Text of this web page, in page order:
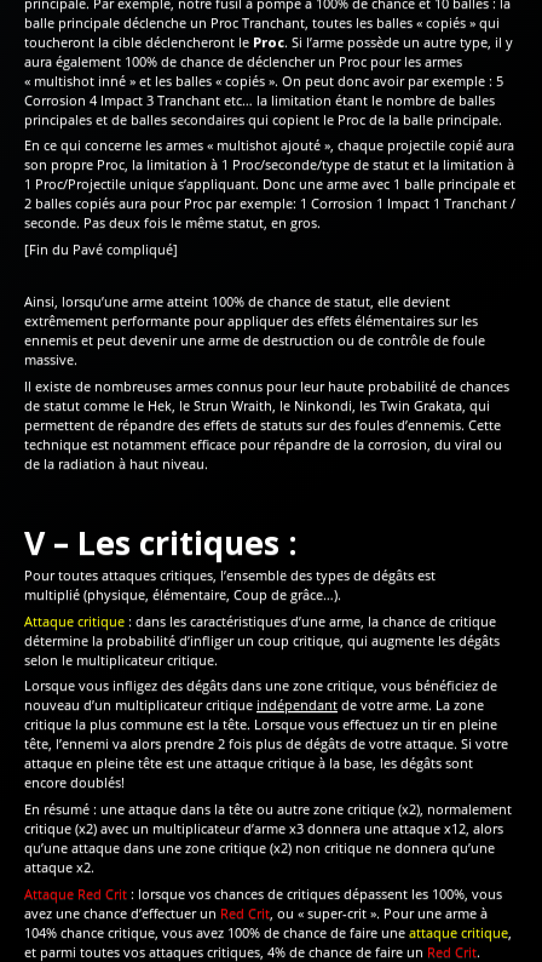
balle principale déclenche un Proc Tranchant, toutes les balles « copiés » qui
toucheront la cible déclencheront le Proc. Si l’arme possède un autre type, il y
aura également 100% de chance de déclencher un Proc pour les armes
« multishot inné » et les balles « copiés ». On peut donc avoir par exemple : 5
Corrosion 4 Impact 3 Tranchant etc… la limitation étant le nombre de balles
principales et de balles secondaires qui copient le Proc de la balle principale.
En ce qui concerne les armes « multishot ajouté », chaque projectile copié aura
son propre Proc, la limitation à 1 Proc/seconde/type de statut et la limitation à
1 Proc/Projectile unique s’appliquant. Donc une arme avec 1 balle principale et
2 balles copiés aura pour Proc par exemple: 1 Corrosion 1 Impact 1 Tranchant /
seconde. Pas deux fois le même statut, en gros.
[Fin du Pavé compliqué]
Ainsi, lorsqu’une arme atteint 100% de chance de statut, elle devient
extrêmement performante pour appliquer des effets élémentaires sur les
ennemis et peut devenir une arme de destruction ou de contrôle de foule
massive.
Il existe de nombreuses armes connus pour leur haute probabilité de chances
de statut comme le Hek, le Strun Wraith, le Ninkondi, les Twin Grakata, qui
permettent de répandre des effets de statuts sur des foules d’ennemis. Cette
technique est notamment efficace pour répandre de la corrosion, du viral ou
de la radiation à haut niveau.
V – Les critiques :
Pour toutes attaques critiques, l’ensemble des types de dégâts est
multiplié (physique, élémentaire, Coup de grâce…).
Attaque critique : dans les caractéristiques d’une arme, la chance de critique
détermine la probabilité d’infliger un coup critique, qui augmente les dégâts
selon le multiplicateur critique.
Lorsque vous infligez des dégâts dans une zone critique, vous bénéficiez de
nouveau d’un multiplicateur critique indépendant de votre arme. La zone
critique la plus commune est la tête. Lorsque vous effectuez un tir en pleine
tête, l’ennemi va alors prendre 2 fois plus de dégâts de votre attaque. Si votre
attaque en pleine tête est une attaque critique à la base, les dégâts sont
encore doublés!
En résumé : une attaque dans la tête ou autre zone critique (x2), normalement
critique (x2) avec un multiplicateur d’arme x3 donnera une attaque x12, alors
qu’une attaque dans une zone critique (x2) non critique ne donnera qu’une
attaque x2.
Attaque Red Crit : lorsque vos chances de critiques dépassent les 100%, vous
avez une chance d’effectuer un Red Crit , ou « super-crit ». Pour une arme à
104% chance critique, vous avez 100% de chance de faire une attaque critique
et parmi toutes vos attaques critiques, 4% de chance de faire un Red Crit.